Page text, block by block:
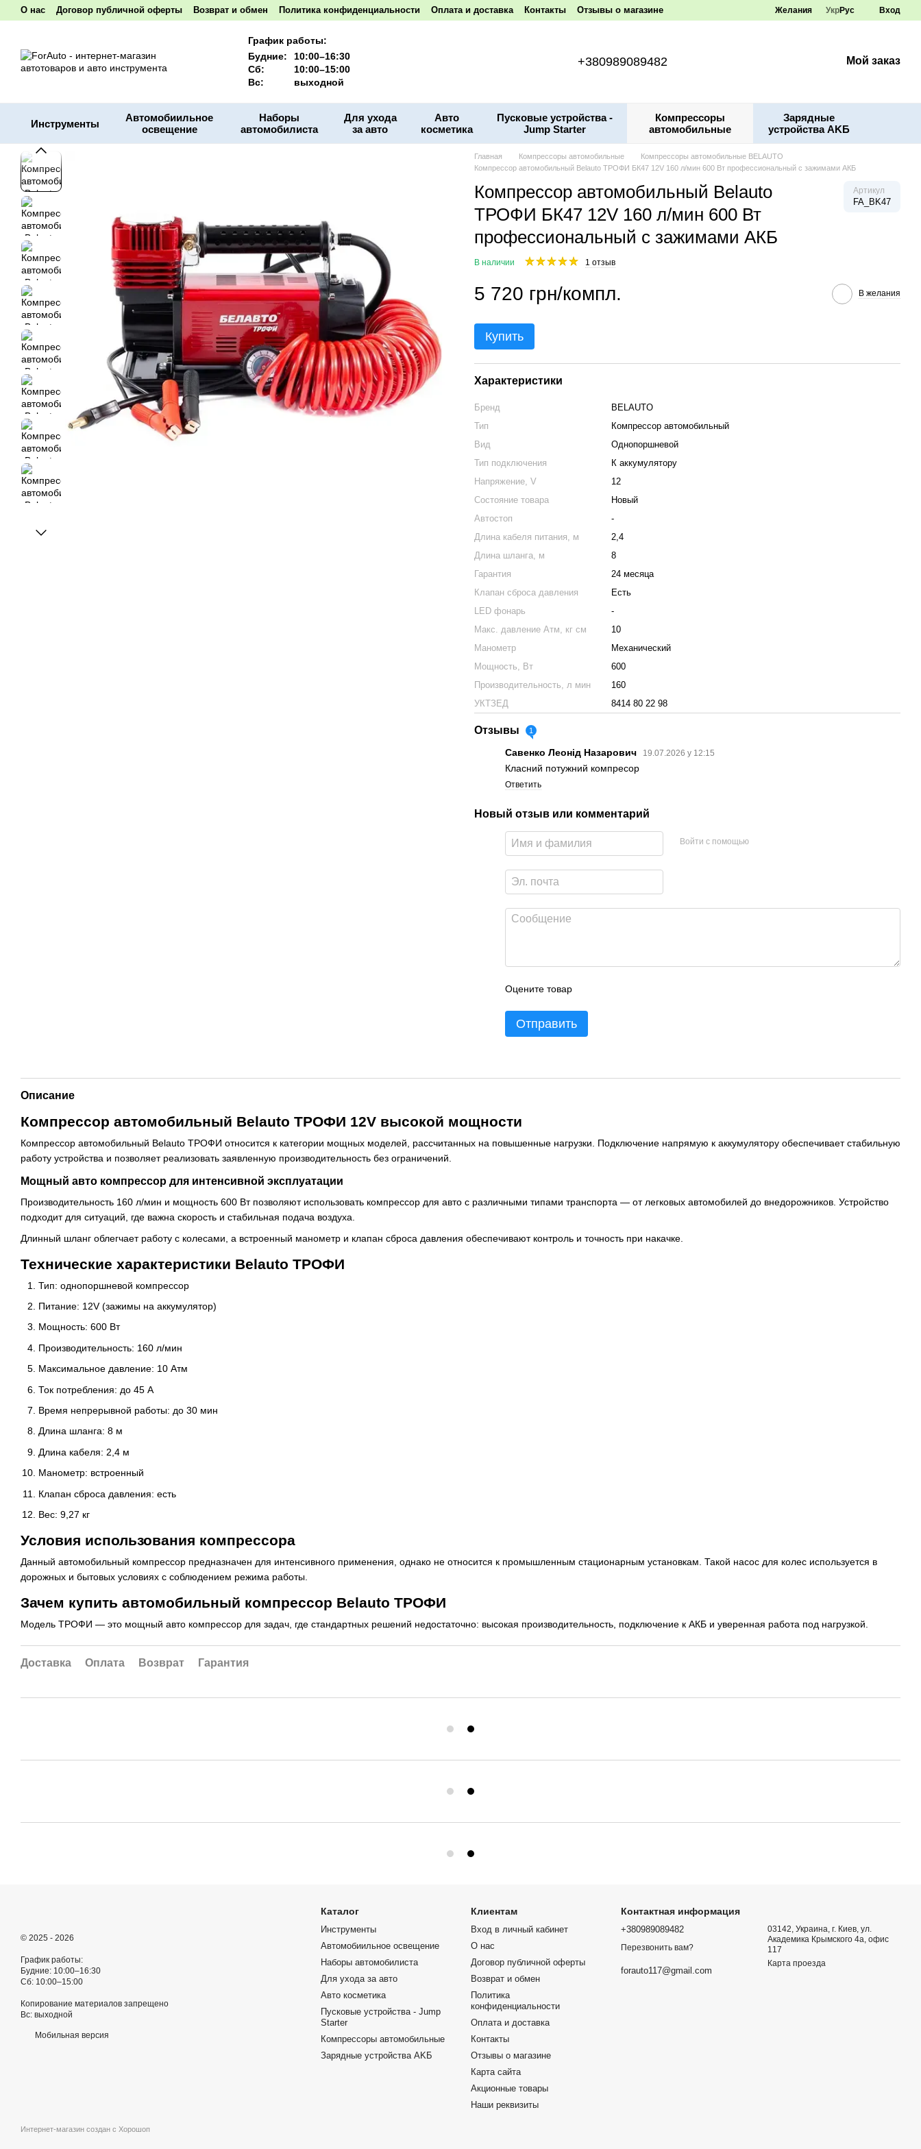
Перейти к основному контенту
О нас Договор публичной оферты Возврат и обмен Политика конфиденциальности Оплата и доставка Контакты
Отзывы о магазине
Акционные товары
Наши реквизиты
Желания УкрРус Вход
График работы:
Будние:
10:00–16:30
Сб:
10:00–15:00
Вс:
выходной
+380989089482 Мой заказ
Инструменты
Автомобиильное
освещение
Наборы
автомобилиста
Для ухода
за авто
Авто
косметика
Пусковые устройства -
Jump Starter
Компрессоры
автомобильные
Зарядные
устройства AKБ
Главная Компрессоры автомобильные
Компрессоры автомобильные BELAUTO
Компрессор автомобильный Belauto ТРОФИ БК47 12V 160 л/мин 600 Вт профессиональный с зажимами АКБ
Компрессор автомобильный Belauto
ТРОФИ БК47 12V 160 л/мин 600 Вт
профессиональный с зажимами АКБ
Артикул
FA_BK47
В наличии 1 отзыв
5 720 грн/компл. В желания
Купить
Характеристики
Бренд
BELAUTO
Тип
Компрессор автомобильный
Вид
Однопоршневой
Тип подключения
К аккумулятору
Напряжение, V
12
Состояние товара
Новый
Автостоп
-
Длина кабеля питания, м
2,4
Длина шланга, м
8
Гарантия
24 месяца
Клапан сброса давления
Есть
LED фонарь
-
Макс. давление Атм, кг см
10
Манометр
Механический
Мощность, Вт
600
Производительность, л мин
160
УКТЗЕД
8414 80 22 98
Отзывы 1
Савенко Леонід Назарович 19.07.2026 у 12:15
Класний потужний компресор
Ответить
Новый отзыв или комментарий
Войти с помощью
Оцените товар
Отправить
Описание
Компрессор автомобильный Belauto ТРОФИ 12V высокой мощности
Компрессор автомобильный Belauto ТРОФИ относится к категории мощных моделей, рассчитанных на повышенные нагрузки. Подключение напрямую к аккумулятору обеспечивает стабильную
работу устройства и позволяет реализовать заявленную производительность без ограничений.
Мощный авто компрессор для интенсивной эксплуатации
Производительность 160 л/мин и мощность 600 Вт позволяют использовать компрессор для авто с различными типами транспорта — от легковых автомобилей до внедорожников. Устройство
подходит для ситуаций, где важна скорость и стабильная подача воздуха.
Длинный шланг облегчает работу с колесами, а встроенный манометр и клапан сброса давления обеспечивают контроль и точность при накачке.
Технические характеристики Belauto ТРОФИ
Тип: однопоршневой компрессор
Питание: 12V (зажимы на аккумулятор)
Мощность: 600 Вт
Производительность: 160 л/мин
Максимальное давление: 10 Атм
Ток потребления: до 45 А
Время непрерывной работы: до 30 мин
Длина шланга: 8 м
Длина кабеля: 2,4 м
Манометр: встроенный
Клапан сброса давления: есть
Вес: 9,27 кг
Условия использования компрессора
Данный автомобильный компрессор предназначен для интенсивного применения, однако не относится к промышленным стационарным установкам. Такой насос для колес используется в
дорожных и бытовых условиях с соблюдением режима работы.
Зачем купить автомобильный компрессор Belauto ТРОФИ
Модель ТРОФИ — это мощный авто компрессор для задач, где стандартных решений недостаточно: высокая производительность, подключение к АКБ и уверенная работа под нагрузкой.
Доставка Оплата Возврат Гарантия
© 2025 - 2026
График работы:
Будние: 10:00–16:30
Сб: 10:00–15:00
Копирование материалов запрещено
Вс: выходной
Мобильная версия
Интернет-магазин создан с Хорошоп
Каталог
Инструменты
Автомобиильное освещение
Наборы автомобилиста
Для ухода за авто
Авто косметика
Пусковые устройства - Jump
Starter
Компрессоры автомобильные
Зарядные устройства AKБ
Клиентам
Вход в личный кабинет
О нас
Договор публичной оферты
Возврат и обмен
Политика
конфиденциальности
Оплата и доставка
Контакты
Отзывы о магазине
Карта сайта
Акционные товары
Наши реквизиты
Контактная информация
+380989089482
Перезвонить вам?
forauto117@gmail.com
03142, Украина, г. Киев, ул.
Академика Крымского 4а, офис
117
Карта проезда